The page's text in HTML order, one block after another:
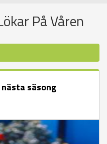
På Våren
säsong